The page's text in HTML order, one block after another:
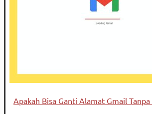
Apakah Bisa Ganti Alamat Gmail